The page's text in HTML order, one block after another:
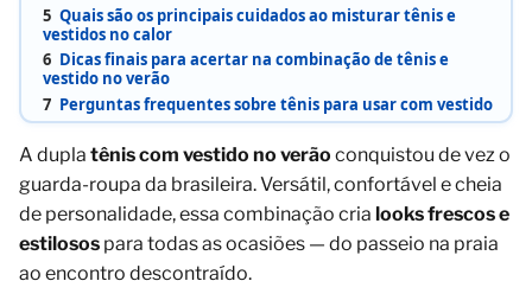
5 Quais são os principais cuidados ao misturar tênis e
vestidos no calor
6 Dicas finais para acertar na combinação de tênis e
vestido no verão
7 Perguntas frequentes sobre tênis para usar com vestido
A dupla tênis com vestido no verão conquistou de vez o
guarda-roupa da brasileira. Versátil, confortável e cheia
de personalidade, essa combinação cria looks frescos e
estilosos para todas as ocasiões — do passeio na praia
ao encontro descontraído.